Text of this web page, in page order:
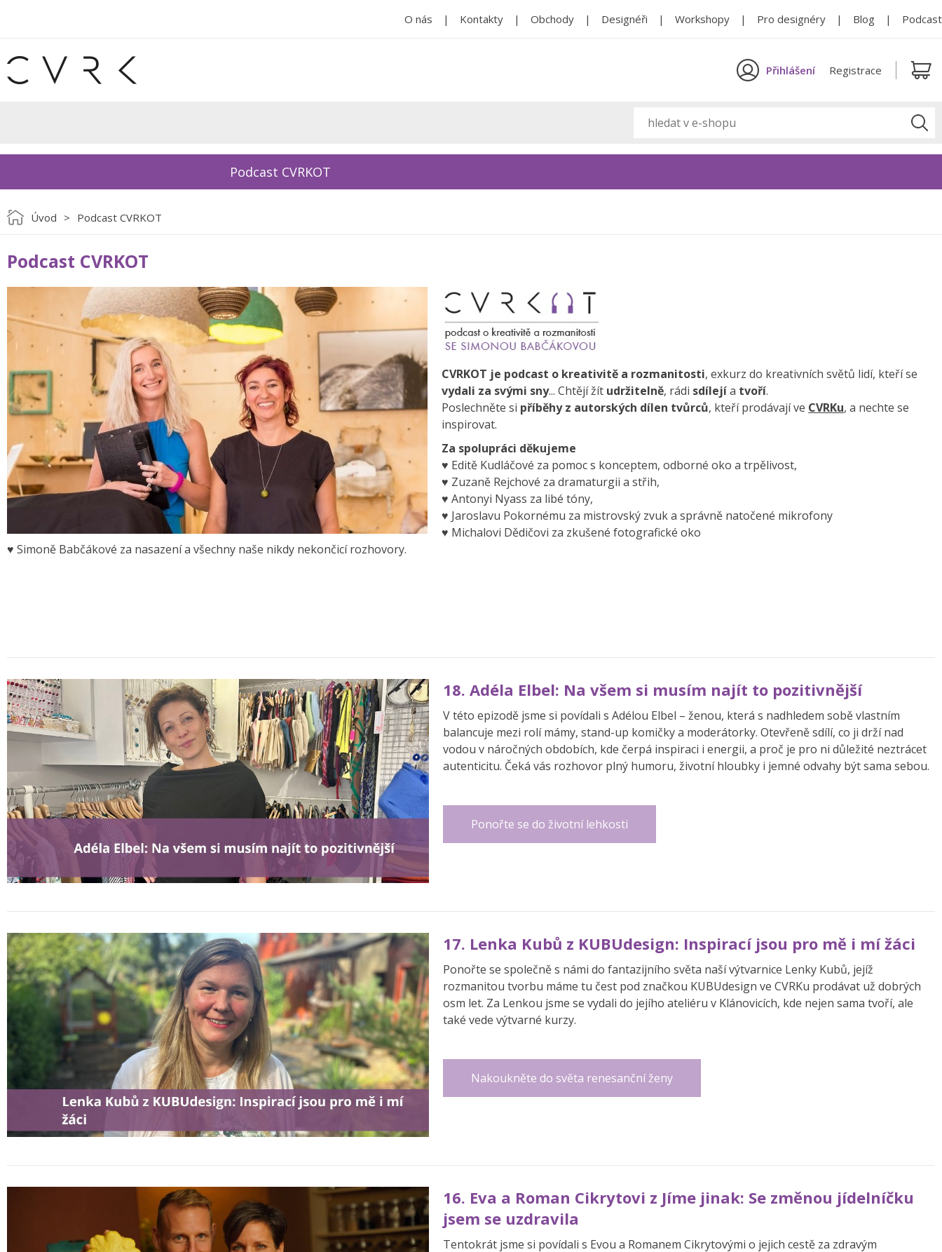
O nás Kontakty Obchody Designéři Workshopy Pro designéry Blog Podcast
Přihlášení Registrace
Podcast CVRKOT
Úvod > Podcast CVRKOT
Podcast CVRKOT
CVRKOT je podcast o kreativitě a rozmanitosti, exkurz do kreativních světů lidí, kteří se
vydali za svými sny... Chtějí žít udržitelně, rádi sdílejía tvoří.
Poslechněte si příběhy z autorských dílen tvůrců, kteří prodávají ve CVRKu, a nechte se
inspirovat.
Za spolupráci děkujeme
♥ Editě Kudláčové za pomoc s konceptem, odborné oko a trpělivost,
♥ Zuzaně Rejchové za dramaturgii a střih,
♥ Antonyi Nyass za libé tóny,
♥ Jaroslavu Pokornému za mistrovský zvuk a správně natočené mikrofony
♥ Michalovi Dědičovi za zkušené fotografické oko
♥ Simoně Babčákové za nasazení a všechny naše nikdy nekončicí rozhovory.
18. Adéla Elbel: Na všem si musím najít to pozitivnější
V této epizodě jsme si povídali s Adélou Elbel – ženou, která s nadhledem sobě vlastním
balancuje mezi rolí mámy, stand-up komičky a moderátorky. Otevřeně sdílí, co ji drží nad
vodou v náročných obdobích, kde čerpá inspiraci i energii, a proč je pro ni důležité neztrácet
autenticitu. Čeká vás rozhovor plný humoru, životní hloubky i jemné odvahy být sama sebou.
Ponořte se do životní lehkosti
17. Lenka Kubů z KUBUdesign: Inspirací jsou pro mě i mí žáci
Ponořte se společně s námi do fantazijního světa naší výtvarnice Lenky Kubů, jejíž
rozmanitou tvorbu máme tu čest pod značkou KUBUdesign ve CVRKu prodávat už dobrých
osm let. Za Lenkou jsme se vydali do jejího ateliéru v Klánovicích, kde nejen sama tvoří, ale
také vede výtvarné kurzy.
Nakoukněte do světa renesanční ženy
16. Eva a Roman Cikrytovi z Jíme jinak: Se změnou jídelníčku
jsem se uzdravila
Tentokrát jsme si povídali s Evou a Romanem Cikrytovými o jejich cestě za zdravým